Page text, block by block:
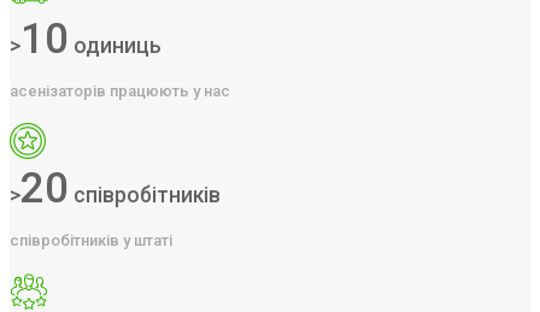
>10 одиниць
асенізаторів працюють у нас
>20 співробітників
співробітників у штаті